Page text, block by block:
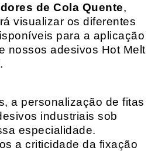
de Cola Quente,
visualizar os diferentes
para a aplicação
nossos adesivos Hot Melt
a personalização de fitas
industriais sob
especialidade.
a criticidade da fixação